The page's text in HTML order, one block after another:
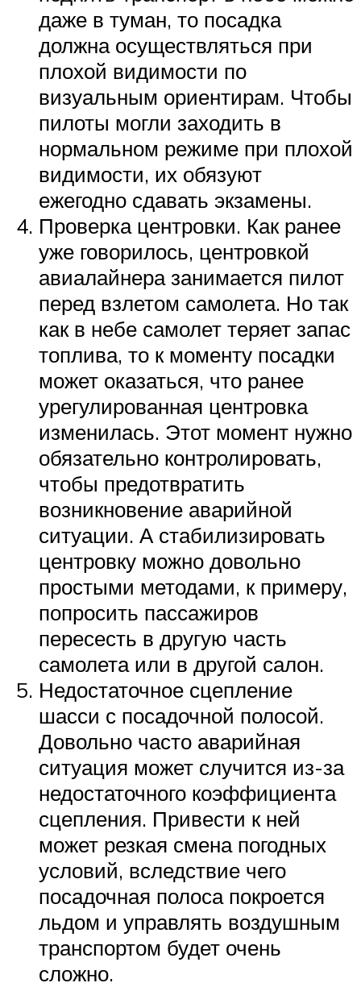
даже в туман, то посадка
должна осуществляться при
плохой видимости по
визуальным ориентирам. Чтобы
пилоты могли заходить в
нормальном режиме при плохой
видимости, их обязуют
ежегодно сдавать экзамены.
Проверка центровки. Как ранее
уже говорилось, центровкой
авиалайнера занимается пилот
перед взлетом самолета. Но так
как в небе самолет теряет запас
топлива, то к моменту посадки
может оказаться, что ранее
урегулированная центровка
изменилась. Этот момент нужно
обязательно контролировать,
чтобы предотвратить
возникновение аварийной
ситуации. А стабилизировать
центровку можно довольно
простыми методами, к примеру,
попросить пассажиров
пересесть в другую часть
самолета или в другой салон.
Недостаточное сцепление
шасси с посадочной полосой.
Довольно часто аварийная
ситуация может случится из-за
недостаточного коэффициента
сцепления. Привести к ней
может резкая смена погодных
условий, вследствие чего
посадочная полоса покроется
льдом и управлять воздушным
транспортом будет очень
сложно.